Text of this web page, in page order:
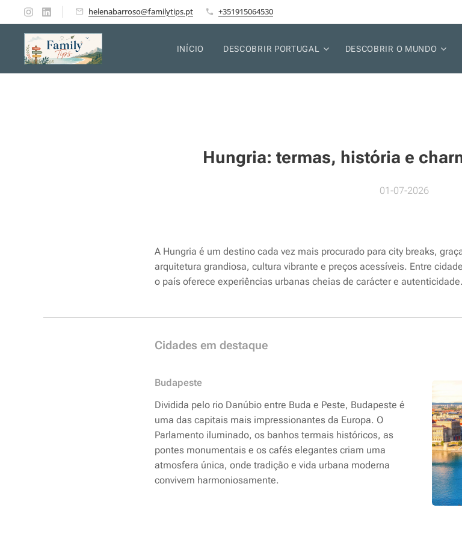
helenabarroso@familytips.pt +351915064530
INÍCIO DESCOBRIR PORTUGAL DESCOBRIR O MUNDO
Hungria: termas, história e
01-07-2026
A Hungria é um destino cada vez mais procurado para city breaks,
arquitetura grandiosa, cultura vibrante e preços acessíveis. Entre
o país oferece experiências urbanas cheias de carácter e autenticidade.
Cidades em destaque
Budapeste
Dividida pelo rio Danúbio entre Buda e Peste, Budapeste é
uma das capitais mais impressionantes da Europa. O
Parlamento iluminado, os banhos termais históricos, as
pontes monumentais e os cafés elegantes criam uma
atmosfera única, onde tradição e vida urbana moderna
convivem harmoniosamente.